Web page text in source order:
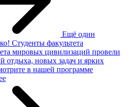
Ещё один
Студенты факультета
мировых цивилизаций провели
новых задач и ярких
в нашей программе